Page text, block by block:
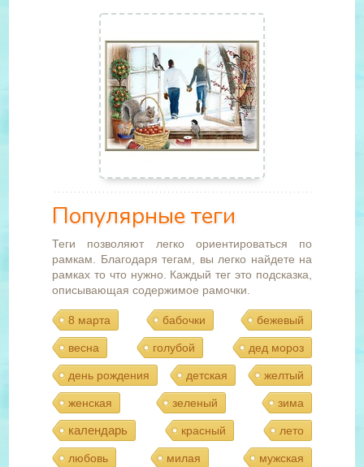
Популярные теги
Теги позволяют легко ориентироваться по
рамкам. Благодаря тегам, вы легко найдете на
рамках то что нужно. Каждый тег это подсказка,
описывающая содержимое рамочки.
8 марта бабочки бежевый
весна голубой дед мороз
день рождения детская желтый
женская зеленый зима
календарь красный лето
любовь милая мужская